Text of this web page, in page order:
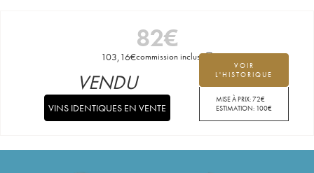
82€
103,16€commission incluse
VOIR
L'HISTORIQUE
MISE À PRIX:72€
ESTIMATION: 100€
VENDU
VINS IDENTIQUES EN VENTE